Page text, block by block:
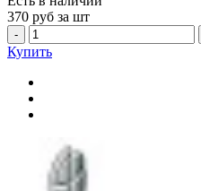
370 руб за шт
-
Купить